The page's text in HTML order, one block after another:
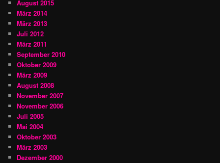
August 2015
März 2014
März 2013
Juli 2012
März 2011
September 2010
Oktober 2009
März 2009
August 2008
November 2007
November 2006
Juli 2005
Mai 2004
Oktober 2003
März 2003
Dezember 2000